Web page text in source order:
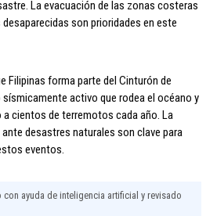
La evacuación de las zonas costeras
son prioridades en este
Filipinas forma parte del Cinturón de
activo que rodea el océano y
a cientos de terremotos cada año. La
desastres naturales son clave para
eventos.
con ayuda de inteligencia artificial y revisado